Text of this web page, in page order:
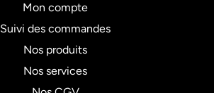
Mon compte
Suivi des commandes
Nos produits
Nos services